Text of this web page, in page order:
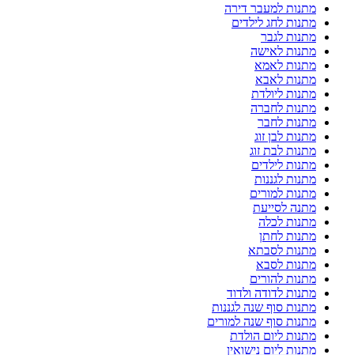
מתנות למעבר דירה
מתנות לחג לילדים
מתנות לגבר
מתנות לאישה
מתנות לאמא
מתנות לאבא
מתנות ליולדת
מתנות לחברה
מתנות לחבר
מתנות לבן זוג
מתנות לבת זוג
מתנות לילדים
מתנות לגננות
מתנות למורים
מתנה לסייעת
מתנות לכלה
מתנות לחתן
מתנות לסבתא
מתנות לסבא
מתנות להורים
מתנות לדודה ולדוד
מתנות סוף שנה לגננות
מתנות סוף שנה למורים
מתנות ליום הולדת
מתנות ליום נישואין